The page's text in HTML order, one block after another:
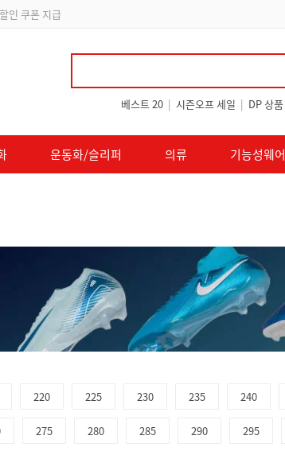
인 쿠폰 지급
베스트 20 | 시즌오프 세일 | DP 상품
운동화/슬리퍼 의류 기능성웨어
220 225 230 235 240
275 280 285 290 295